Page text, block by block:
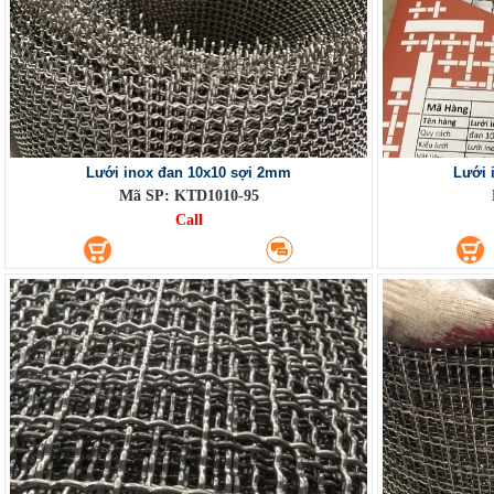
Lưới inox đan 10x10 sợi 2mm
Mã SP: KTD1010-95
Call
Lưới